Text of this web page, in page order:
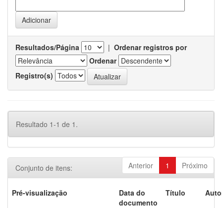
Resultados/Página | Ordenar registros por
Ordenar
Registro(s)
Resultado 1-1 de 1.
Anterior 1 Próximo
Conjunto de itens:
Pré-visualização
Data do
documento
Título